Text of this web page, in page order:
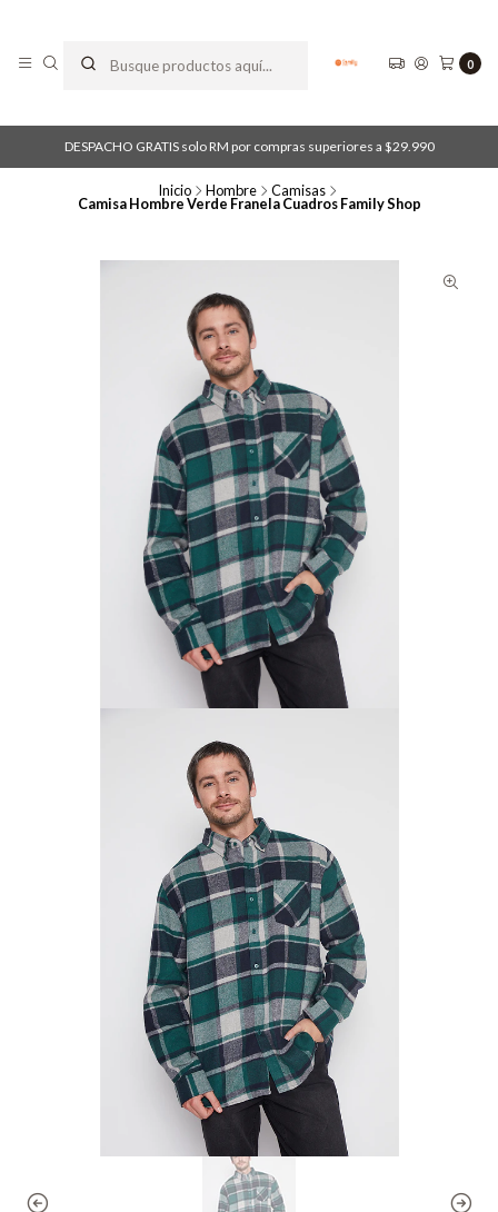
0
DESPACHO GRATIS solo RM por compras superiores a $29.990
Inicio Hombre Camisas
Camisa Hombre Verde Franela Cuadros Family Shop